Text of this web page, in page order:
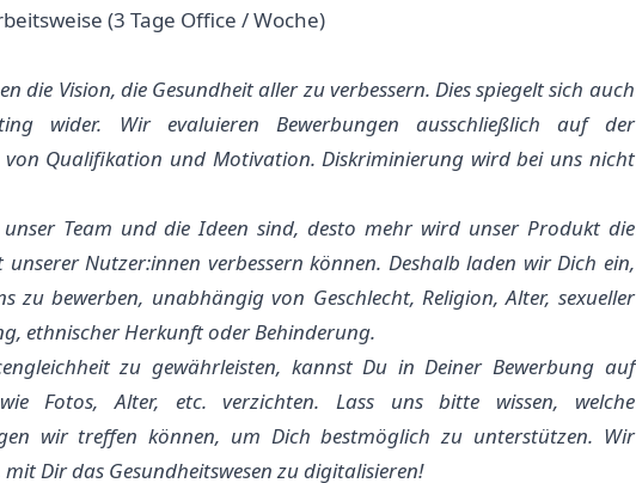
(3 Tage Office / Woche)
die Vision, die Gesundheit aller zu verbessern. Dies spiegelt sich auch
wider. Wir evaluieren Bewerbungen ausschließlich auf der
von Qualifikation und Motivation. Diskriminierung wird bei uns nicht
unser Team und die Ideen sind, desto mehr wird unser Produkt die
unserer Nutzer:innen verbessern können. Deshalb laden wir Dich ein,
zu bewerben, unabhängig von Geschlecht, Religion, Alter, sexueller
ethnischer Herkunft oder Behinderung.
zu gewährleisten, kannst Du in Deiner Bewerbung auf
Fotos, Alter, etc. verzichten. Lass uns bitte wissen, welche
wir treffen können, um Dich bestmöglich zu unterstützen. Wir
Dir das Gesundheitswesen zu digitalisieren!